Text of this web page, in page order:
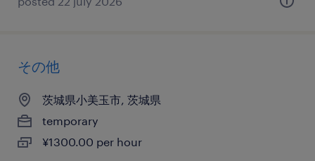
その他
茨城県小美玉市, 茨城県
temporary
¥1300.00 per hour